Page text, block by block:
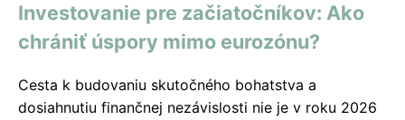
Investovanie pre začiatočníkov: Ako
chrániť úspory mimo eurozónu?
Cesta k budovaniu skutočného bohatstva a
dosiahnutiu finančnej nezávislosti nie je v roku 2026